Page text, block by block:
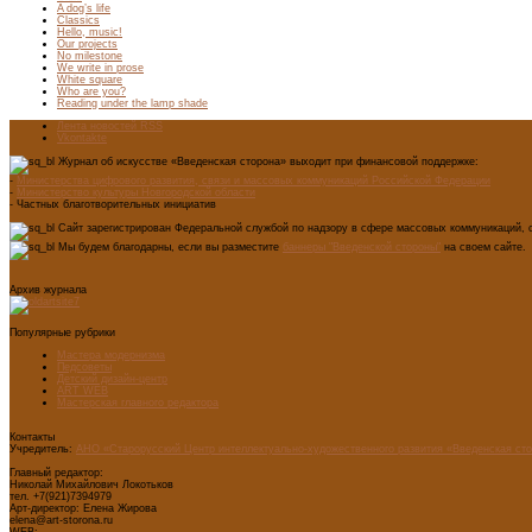
A dog’s life
Classics
Hello, music!
Our projects
No milestone
We write in prose
White square
Who are you?
Reading under the lamp shade
Лента новостей RSS
Vkontakte
Журнал об искусстве «Введенская сторона» выходит при финансовой поддержке:
- Министерства цифрового развития, связи и массовых коммуникаций Российской Федерации
- Министерство культуры Новгородской области
- Частных благотворительных инициатив
Сайт зарегистрирован Федеральной службой по надзору в сфере массовых
Мы будем благодарны, если вы разместите баннеры "Введенской стороны" на своем сайте.
Архив журнала
Популярные рубрики
Мастера модернизма
Педсоветы
Детский дизайн-центр
ART WEB
Мастерская главного редактора
Контакты
Учредитель: АНО «Старорусский Центр интеллектуально-художественного развития «Введенская
Главный редактор:
Николай Михайлович Локотьков
тел. +7(921)7394979
Арт-директор: Елена Жирова
elena@art-storona.ru